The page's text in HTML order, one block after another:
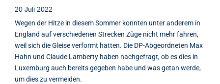
20 Juli 2022
Wegen der Hitze in diesem Sommer konnten unter anderem in
England auf verschiedenen Strecken Züge nicht mehr fahren,
weil sich die Gleise verformt hatten. Die DP-Abgeordneten Max
Hahn und Claude Lamberty haben nachgefragt, ob es dies in
Luxemburg auch bereits gegeben habe und was getan werde,
um dies zu vermeiden.